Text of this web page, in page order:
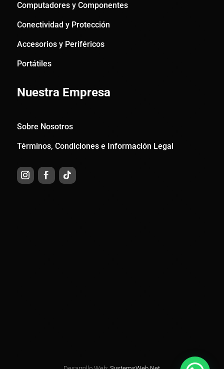
Computadores y Componentes
Conectividad y Protección
Accesorios y Periféricos
Portátiles
Nuestra Empresa
Sobre Nosotros
Términos, Condiciones e Información Legal